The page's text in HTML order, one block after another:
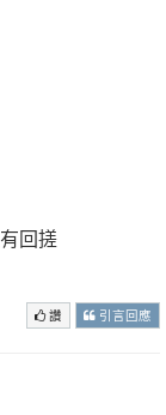
回搓
讚 引言回應